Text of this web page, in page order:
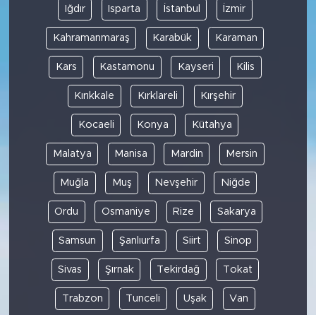
Iğdır Isparta İstanbul İzmir
Kahramanmaraş Karabük Karaman
Kars Kastamonu Kayseri Kilis
Kırıkkale Kırklareli Kırşehir
Kocaeli Konya Kütahya
Malatya Manisa Mardin Mersin
Muğla Muş Nevşehir Niğde
Ordu Osmaniye Rize Sakarya
Samsun Şanlıurfa Siirt Sinop
Sivas Şırnak Tekirdağ Tokat
Trabzon Tunceli Uşak Van